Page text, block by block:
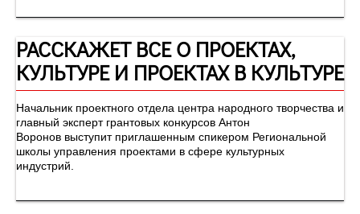
РАССКАЖЕТ ВСЕ О ПРОЕКТАХ,
КУЛЬТУРЕ И ПРОЕКТАХ В КУЛЬТУРЕ
Начальник проектного отдела центра народного творчества и
главный эксперт грантовых конкурсов Антон
Воронов выступит приглашенным спикером Региональной
школы управления проектами в сфере культурных
индустрий.